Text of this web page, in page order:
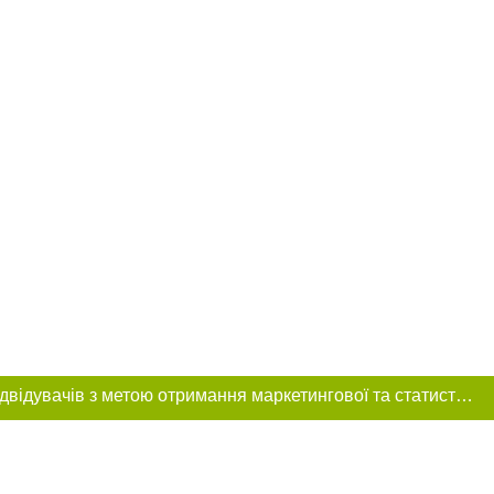
Цей сайт використовує «cookies». Також веб-сайт використовує інтернет-сервіс для збору технічних даних стосовно відвідувачів з метою отримання маркетингової та статистичної інформації. Умови обробки даних відвідувачів сайту див.